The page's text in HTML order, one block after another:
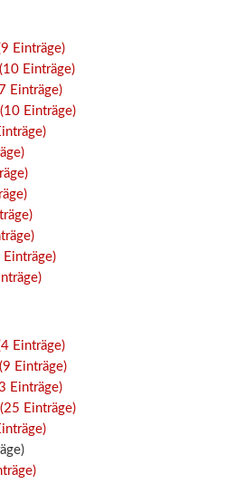
Einträge)
Einträge)
Einträge)
Einträge)
Einträge)
Einträge)
Einträge)
Einträge)
Einträge)